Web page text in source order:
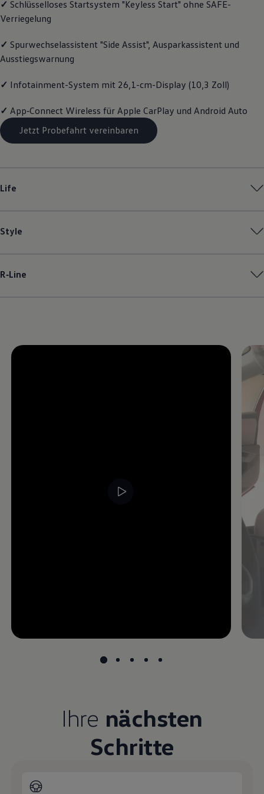
Motorenöl und Flüssigkeiten
Economy Service
Volkswagen Teile
Zubehör
Schutz und Pflege
Entertainment und Elektronik
Individualisieren
Wallbox und Ladekabel
Digitale Extras
Dienste für Ihr Modell finden
✓ Schlüsselloses Startsystem "Keyless Start" ohne SAFE-
Verriegelung
✓ Spurwechselassistent "Side Assist", Ausparkassistent und
Ausstiegswarnung
✓ Infotainment-System mit 26,1-cm-Display (10,3 Zoll)
✓ App‑Connect Wireless für Apple CarPlay und Android Auto
Jetzt Probefahrt vereinbaren
Life
Style
R‑Line
Ihre nächsten
Schritte